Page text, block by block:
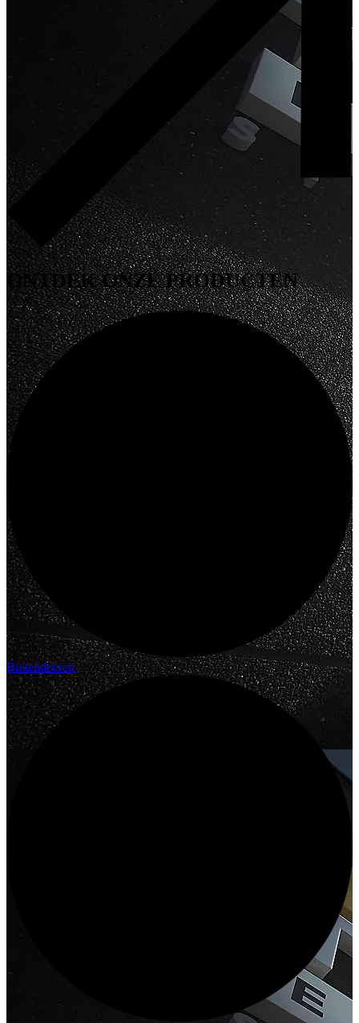
ONTDEKONZE PRODUCTEN
Buitendeuren